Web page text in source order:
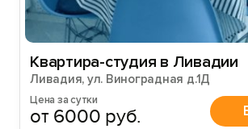
Квартира-студия в Ливадии
Ливадия, ул. Виноградная д.1Д
Цена за сутки
от 6000 руб.